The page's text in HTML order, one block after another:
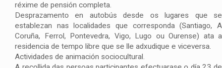
réxime de pensión completa.
Desprazamento en autobús desde os lugares que se
establezan nas localidades que corresponda (Santiago, A
Coruña, Ferrol, Pontevedra, Vigo, Lugo ou Ourense) ata a
residencia de tempo libre que se lle adxudique e viceversa.
Actividades de animación sociocultural.